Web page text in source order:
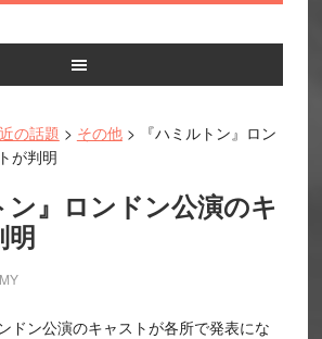
の話題 > その他> 『ハミルトン』ロン
が判明
ン』ロンドン公演のキ
明
ドン公演のキャストが各所で発表にな